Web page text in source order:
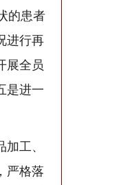
的患者
进行再
展全员
是进一
工、
严格落